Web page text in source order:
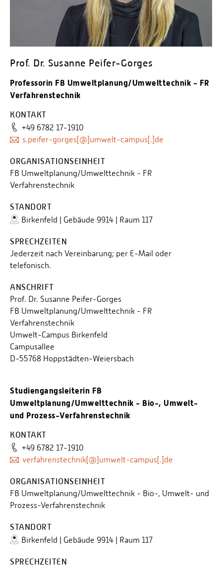
Personalvertretungen
Schwerbehindertenvertretungen
Informationssicherheit
Personalentwicklung
Prof. Dr. Susanne Peifer-Gorges
Professorin FB Umweltplanung/Umwelttechnik - FR
Verfahrenstechnik
KONTAKT
+49 6782 17-1910
s.peifer-gorges[@]umwelt-campus[.]de
ORGANISATIONSEINHEIT
FB Umweltplanung/Umwelttechnik - FR
Verfahrenstechnik
STANDORT
Birkenfeld | Gebäude 9914 | Raum 117
SPRECHZEITEN
Jederzeit nach Vereinbarung; per E-Mail oder
telefonisch.
ANSCHRIFT
Prof. Dr. Susanne Peifer-Gorges
FB Umweltplanung/Umwelttechnik - FR
Verfahrenstechnik
Umwelt-Campus Birkenfeld
Campusallee
D-55768 Hoppstädten-Weiersbach
Studiengangsleiterin FB
Umweltplanung/Umwelttechnik - Bio-, Umwelt-
und Prozess-Verfahrenstechnik
KONTAKT
+49 6782 17-1910
verfahrenstechnik[@]umwelt-campus[.]de
ORGANISATIONSEINHEIT
FB Umweltplanung/Umwelttechnik - Bio-, Umwelt- und
Prozess-Verfahrenstechnik
STANDORT
Birkenfeld | Gebäude 9914 | Raum 117
SPRECHZEITEN